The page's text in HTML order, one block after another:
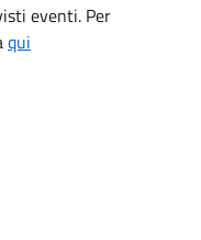
eventi. Per
qui